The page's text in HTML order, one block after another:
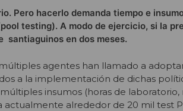
Pero hacerlo demanda tiempo e
testing). A modo de ejercicio, si la
santiaguinos en dos meses.
agentes han llamado a
a la implementación de dichas
insumos (horas de
actualmente alrededor de 20 mil test